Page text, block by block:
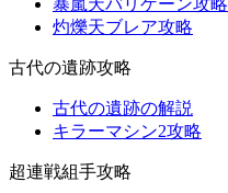
暴嵐天バリゲーン攻略
灼爍天ブレア攻略
古代の遺跡攻略
古代の遺跡の解説
キラーマシン2攻略
超連戦組手攻略